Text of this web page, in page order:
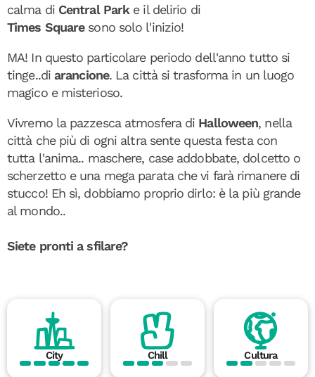
calma di Central Park e il delirio di
Times Square sono solo l'inizio!
MA! In questo particolare periodo dell'anno tutto si
tinge..di arancione. La città si trasforma in un luogo
magico e misterioso.
Vivremo la pazzesca atmosfera di Halloween, nella
città che più di ogni altra sente questa festa con
tutta l'anima.. maschere, case addobbate, dolcetto o
scherzetto e una mega parata che vi farà rimanere di
stucco! Eh sì, dobbiamo proprio dirlo: è la più grande
al mondo..
Siete pronti a sfilare?
City Chill Cultura